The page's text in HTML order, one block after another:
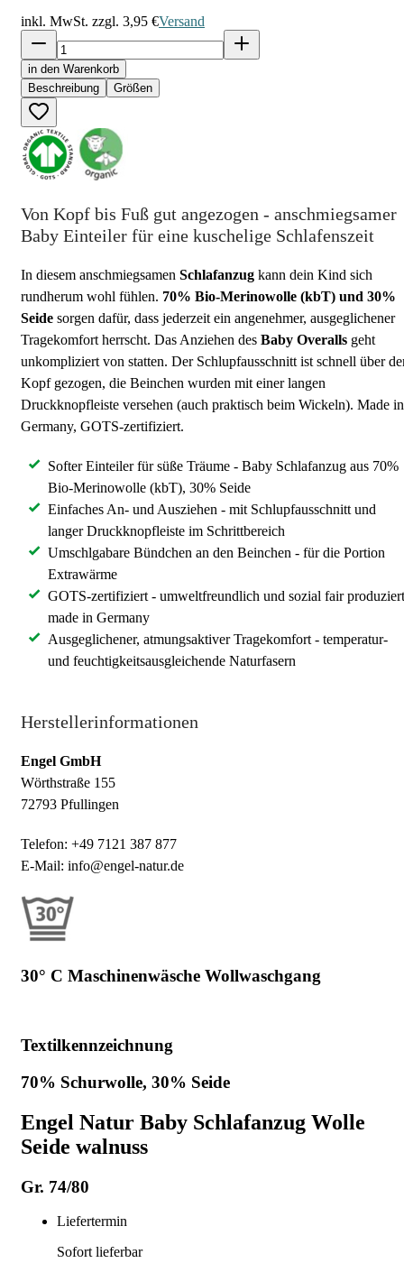
inkl. MwSt. zzgl. 3,95 €Versand
in den Warenkorb
Beschreibung
Größen
Von Kopf bis Fuß gut angezogen - anschmiegsamer
Baby Einteiler für eine kuschelige Schlafenszeit
In diesem anschmiegsamen Schlafanzug kann dein Kind sich
rundherum wohl fühlen. 70% Bio-Merinowolle (kbT) und 30%
Seide sorgen dafür, dass jederzeit ein angenehmer, ausgeglichener
Tragekomfort herrscht. Das Anziehen des Baby Overalls geht
unkompliziert von statten. Der Schlupfausschnitt ist schnell über
Kopf gezogen, die Beinchen wurden mit einer langen
Druckknopfleiste versehen (auch praktisch beim Wickeln). Made in
Germany, GOTS-zertifiziert.
Softer Einteiler für süße Träume - Baby Schlafanzug aus 70%
Bio-Merinowolle (kbT), 30% Seide
Einfaches An- und Ausziehen - mit Schlupfausschnitt und
langer Druckknopfleiste im Schrittbereich
Umschlgabare Bündchen an den Beinchen - für die Portion
Extrawärme
GOTS-zertifiziert - umweltfreundlich und sozial fair
made in Germany
Ausgeglichener, atmungsaktiver Tragekomfort - temperatur-
und feuchtigkeitsausgleichende Naturfasern
Herstellerinformationen
Engel GmbH
Wörthstraße 155
72793 Pfullingen
Telefon: +49 7121 387 877
E-Mail: info@engel-natur.de
30° C Maschinenwäsche Wollwaschgang
Textilkennzeichnung
70% Schurwolle, 30% Seide
Engel Natur Baby Schlafanzug Wolle
Seide walnuss
Gr. 74/80
Liefertermin
Sofort lieferbar